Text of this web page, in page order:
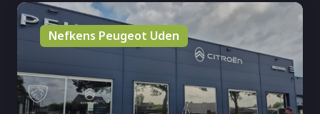
Nefkens Peugeot Uden